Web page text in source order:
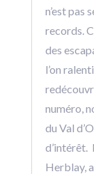
n’est pas
records.
des
l’on
numéro,
du Val
d’intérêt.
Herblay,